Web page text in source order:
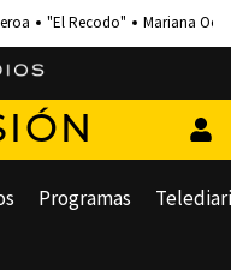
"El Recodo" Mariana
Programas